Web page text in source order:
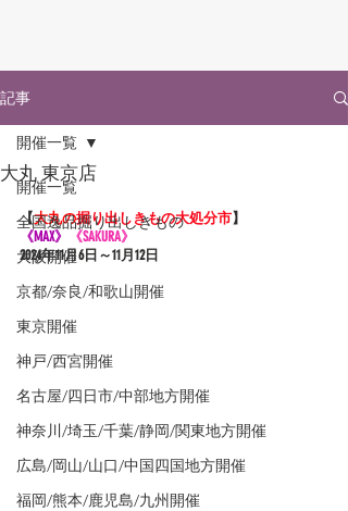
記事
開催一覧
全国逸品掘り出しきもの
大阪開催
京都/奈良/和歌山開催
東京開催
神戸/西宮開催
名古屋/四日市/中部地方開催
神奈川/埼玉/千葉/静岡/関東地方開催
広島/岡山/山口/中国四国地方開催
福岡/熊本/鹿児島/九州開催
開催一覧
大丸 東京店
【大丸の掘り出しきもの大処分市】
《MAX》
《SAKURA》
2024年11月6日～11月12日